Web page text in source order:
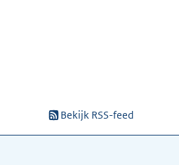
Bekijk RSS-feed